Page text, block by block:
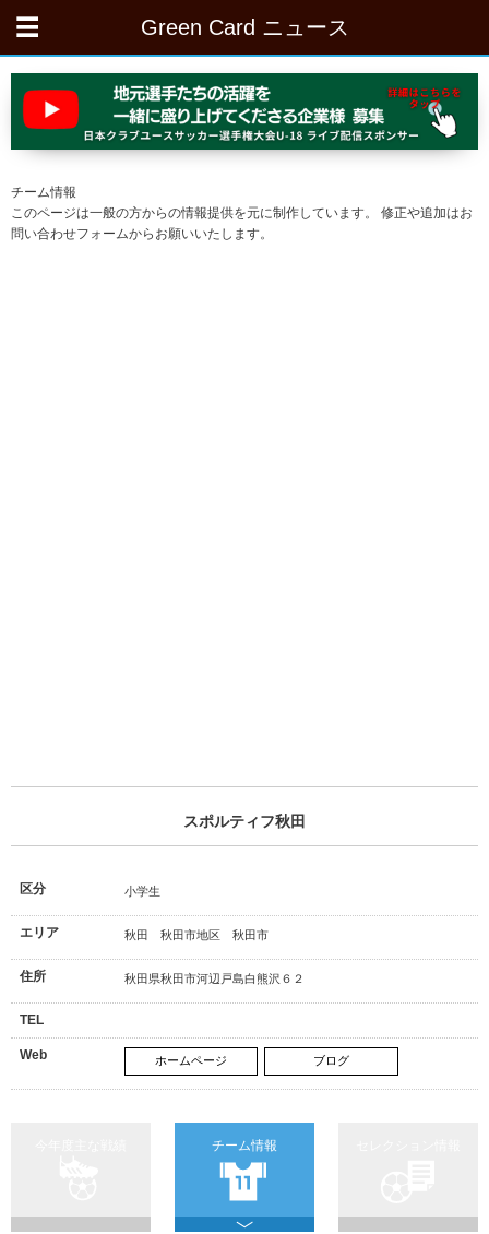
Green Card ニュース
チーム情報
このページは一般の方からの情報提供を元に制作しています。 修正や追加はお
問い合わせフォームからお願いいたします。
スポルティフ秋田
区分 小学生
エリア 秋田 秋田市地区 秋田市
住所 秋田県秋田市河辺戸島白熊沢６２
TEL
Web ホームページ ブログ
チーム情報